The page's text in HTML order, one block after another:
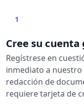
1
Cree su
Regístrese en
inmediato a nuestro
redacción de
requiere tarjeta de